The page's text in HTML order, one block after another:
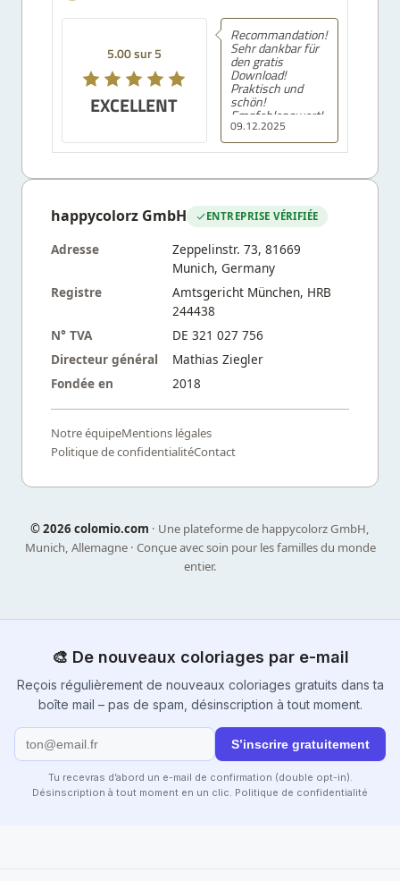
5.00 sur 5
EXCELLENT
09.12.2025
Recommandation!
Sehr dankbar für
den gratis
Download!
Praktisch und
schön!
Empfehlenswert!
happycolorz GmbH ENTREPRISE VÉRIFIÉE
Adresse
Zeppelinstr. 73, 81669
Munich, Germany
Registre
Amtsgericht München, HRB
244438
N° TVA
DE 321 027 756
Directeur général
Mathias Ziegler
Fondée en
2018
Notre équipeMentions légales
Politique de confidentialitéContact
©2026 colomio.com · Une plateforme de happycolorz GmbH,
Munich, Allemagne · Conçue avec soin pour les familles du monde
entier.
🎨 De nouveaux coloriages par e-mail
Reçois régulièrement de nouveaux coloriages gratuits dans ta
boîte mail – pas de spam, désinscription à tout moment.
S’inscrire gratuitement
Tu recevras d’abord un e-mail de confirmation (double opt-in).
Désinscription à tout moment en un clic. Politique de confidentialité